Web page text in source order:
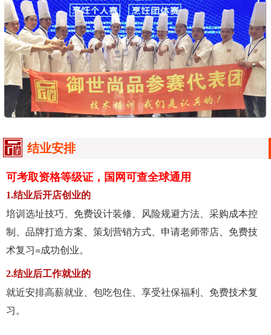
结业安排
可考取资格等级证，国网可查全球通用
1.结业后开店创业的
培训选址技巧、免费设计装修、风险规避方法、采购成本控
制、品牌打造方案、策划营销方式、申请老师带店、免费技
术复习=成功创业。
2.结业后工作就业的
就近安排高薪就业、包吃包住、享受社保福利、免费技术复
习。